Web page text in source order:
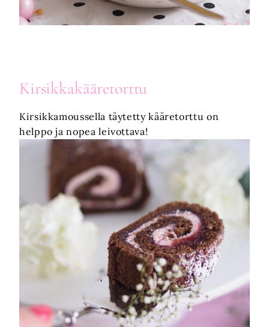
Kirsikkakääretorttu
Kirsikkamoussella täytetty kääretorttu on
helppo ja nopea leivottava!